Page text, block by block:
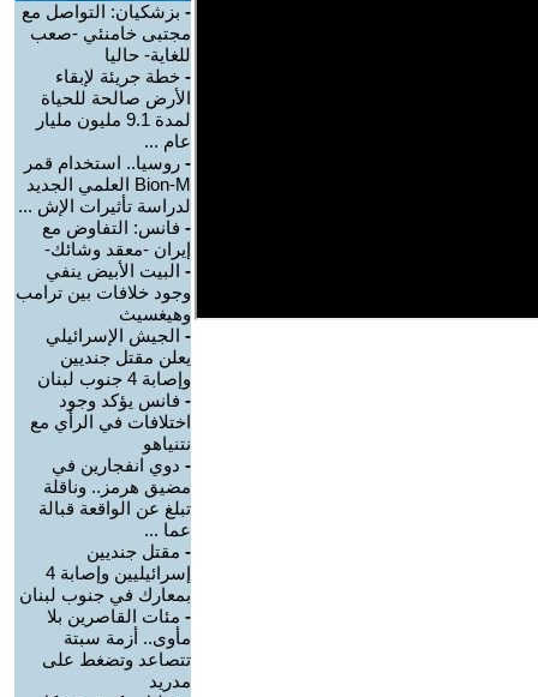
- بزشكيان: التواصل مع
مجتبى خامنئي -صعب
للغاية- حاليا
- خطة جريئة لإبقاء
الأرض صالحة للحياة
لمدة 9.1 مليون مليار
عام ...
- روسيا.. استخدام قمر
Bion-M العلمي الجديد
لدراسة تأثيرات الإش ...
- فانس: التفاوض مع
إيران -معقد وشائك-
- البيت الأبيض ينفي
وجود خلافات بين ترامب
وهيغسيث
- الجيش الإسرائيلي
يعلن مقتل جنديين
وإصابة 4 جنوب لبنان
- فانس يؤكد وجود
اختلافات في الرأي مع
نتنياهو
- دوي انفجارين في
مضيق هرمز.. وناقلة
تبلغ عن الواقعة قبالة
عما ...
- مقتل جنديين
إسرائيليين وإصابة 4
بمعارك في جنوب لبنان
- مئات القاصرين بلا
مأوى.. أزمة سبتة
تتصاعد وتضغط على
مدريد